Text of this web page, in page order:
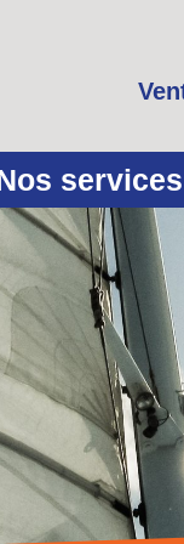
services